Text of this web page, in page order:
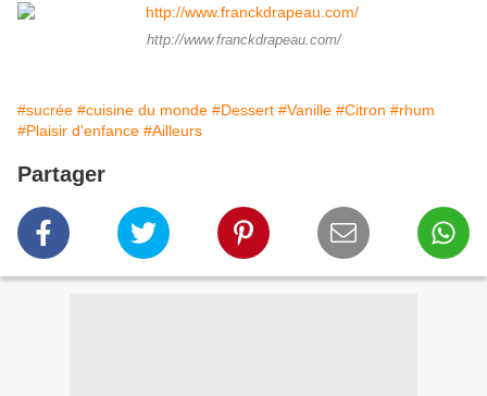
http://www.franckdrapeau.com/
#sucrée #cuisine du monde #Dessert #Vanille #Citron #rhum
#Plaisir d'enfance #Ailleurs
Partager